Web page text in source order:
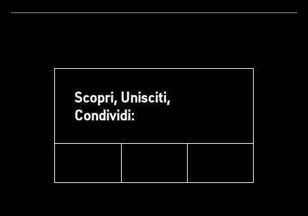
Scopri, Unisciti,
Condividi: